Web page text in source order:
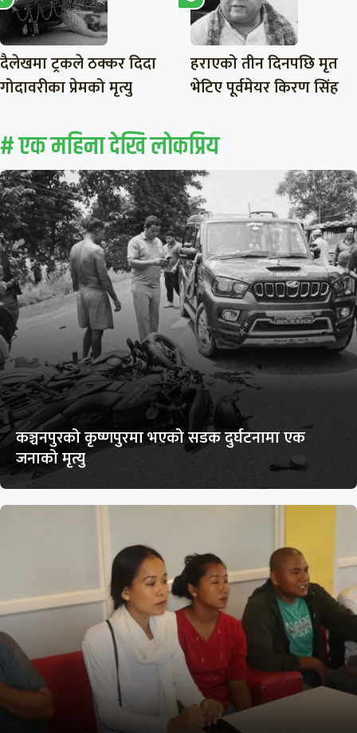
दैलेखमा ट्रकले ठक्कर दिदा
गोदावरीका प्रेमको मृत्यु
हराएको तीन दिनपछि मृत
भेटिए पूर्वमेयर किरण सिंह
# एक महिना देखि लाेकप्रिय
कञ्चनपुरको कृष्णपुरमा भएको सडक दुर्घटनामा एक
जनाको मृत्यु